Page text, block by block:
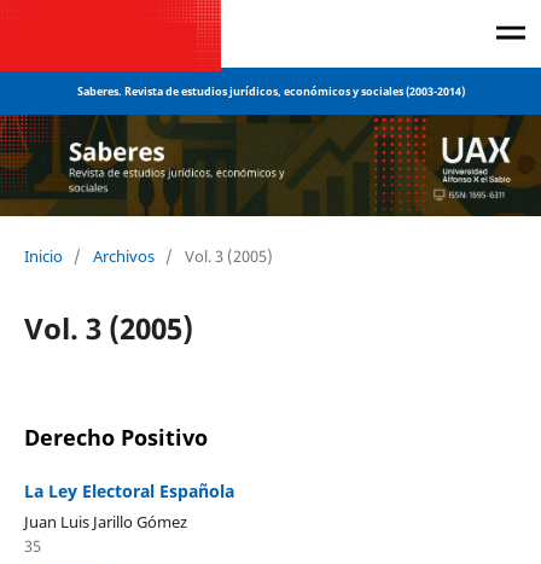
Saberes. Revista de estudios jurídicos, económicos y sociales (2003-2014)
Inicio / Archivos / Vol. 3 (2005)
Vol. 3 (2005)
Derecho Positivo
La Ley Electoral Española
Juan Luis Jarillo Gómez
35